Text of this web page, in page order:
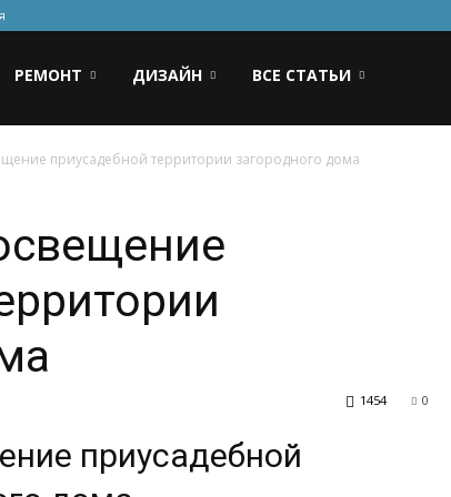
РЕМОНТ ДИЗАЙН ВСЕ СТАТЬИ
приусадебной территории загородного дома
0
1454
приусадебной